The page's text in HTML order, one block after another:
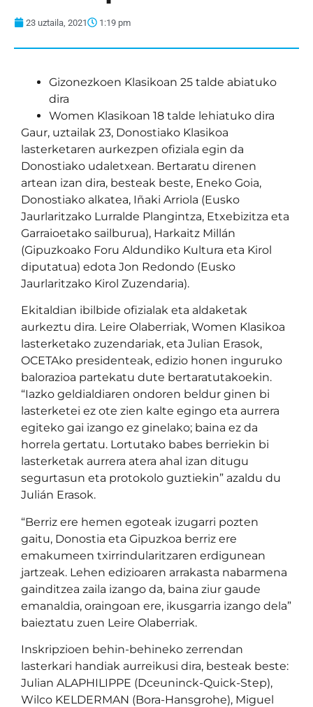
23 uztaila, 2021 1:19 pm
Gizonezkoen Klasikoan 25 talde abiatuko
dira
Women Klasikoan 18 talde lehiatuko dira
Gaur, uztailak 23, Donostiako Klasikoa
lasterketaren aurkezpen ofiziala egin da
Donostiako udaletxean. Bertaratu direnen
artean izan dira, besteak beste, Eneko Goia,
Donostiako alkatea, Iñaki Arriola (Eusko
Jaurlaritzako Lurralde Plangintza, Etxebizitza eta
Garraioetako sailburua), Harkaitz Millán
(Gipuzkoako Foru Aldundiko Kultura eta Kirol
diputatua) edota Jon Redondo (Eusko
Jaurlaritzako Kirol Zuzendaria).
Ekitaldian ibilbide ofizialak eta aldaketak
aurkeztu dira. Leire Olaberriak, Women Klasikoa
lasterketako zuzendariak, eta Julian Erasok,
OCETAko presidenteak, edizio honen inguruko
balorazioa partekatu dute bertaratutakoekin.
“Iazko geldialdiaren ondoren beldur ginen bi
lasterketei ez ote zien kalte egingo eta aurrera
egiteko gai izango ez ginelako; baina ez da
horrela gertatu. Lortutako babes berriekin bi
lasterketak aurrera atera ahal izan ditugu
segurtasun eta protokolo guztiekin” azaldu du
Julián Erasok.
“Berriz ere hemen egoteak izugarri pozten
gaitu, Donostia eta Gipuzkoa berriz ere
emakumeen txirrindularitzaren erdigunean
jartzeak. Lehen edizioaren arrakasta nabarmena
gainditzea zaila izango da, baina ziur gaude
emanaldia, oraingoan ere, ikusgarria izango dela”
baieztatu zuen Leire Olaberriak.
Inskripzioen behin-behineko zerrendan
lasterkari handiak aurreikusi dira, besteak beste:
Julian ALAPHILIPPE (Dceuninck-Quick-Step),
Wilco KELDERMAN (Bora-Hansgrohe), Miguel